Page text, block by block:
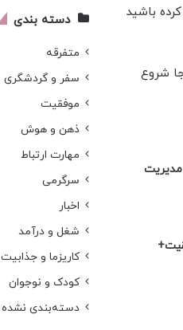
باشید
شروع
دسته بندی
متفرقه
سفر و گردشگری
موفقیت
ذهن و هوش
مهارت ارتباط
سرگرمی
اخبار
شغل و درآمد
کاریزما و جذابیت
کودک و نوجوان
دسته‌بندی نشده